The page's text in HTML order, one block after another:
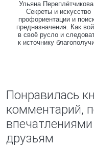
Ульяна
Секреты и искусство
профориентации и
предназначения. Как
в своё русло и
к источнику
Понравилась
комментарий,
друзьям